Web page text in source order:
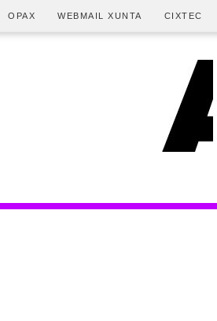
OPAX WEBMAIL XUNTA CIXTEC